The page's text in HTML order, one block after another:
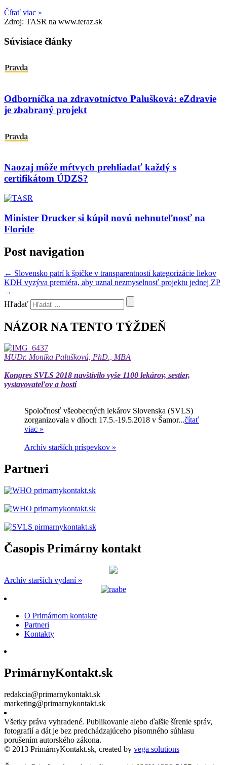
Čítať viac »
Zdroj: TASR na www.teraz.sk
Súvisiace články
Odborníčka na zdravotníctvo Palušková: eZdravie
je zbabraný projekt
Naozaj môže mŕtvych prehliadať každý s
certifikátom ÚDZS?
Minister Drucker si kúpil novú nehnuteľnosť na
Floride
Post navigation
← Slovensko patrí k špičke v transparentnosti kategorizácie liekov
KDH vyzýva premiéra, aby uznal nezmyselnosť projektu jednej ZP
→
Hľadať
NÁZOR NA TENTO TÝŽDEŇ
MUDr. Monika Palušková, PhD., MBA
Kongres SVLS 2018 navštívilo vyše 1100 lekárov, sestier,
vystavovateľov a hostí
Spoločnosť všeobecných lekárov Slovenska (SVLS)
zorganizovala v dňoch 17.5.-19.5.2018 v Šamor...čítať
viac »
Archív starších príspevkov »
Partneri
Časopis Primárny kontakt
Archív starších vydaní »
O Primárnom kontakte
Partneri
Kontakty
PrimárnyKontakt.sk
redakcia@primarnykontakt.sk
marketing@primarnykontakt.sk
Všetky práva vyhradené. Publikovanie alebo ďalšie šírenie správ,
fotografií a dát je bez predchádzajúceho písomného súhlasu
porušením autorského zákona.
© 2013 PrimárnyKontakt.sk, created by vega solutions